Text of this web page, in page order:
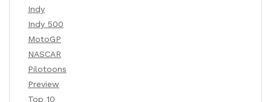
Indy
Indy 500
MotoGP
NASCAR
Pilotoons
Preview
Top 10